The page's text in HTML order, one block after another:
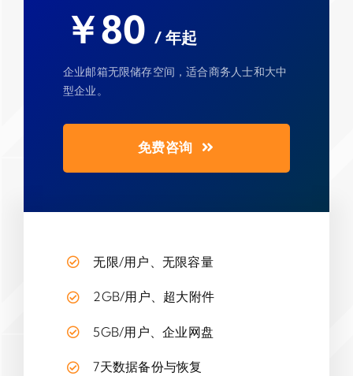
￥80 / 年起
企业邮箱无限储存空间，适合商务人士和大中
型企业。
免费咨询
无限/用户、无限容量
2GB/用户、超大附件
5GB/用户、企业网盘
7天数据备份与恢复